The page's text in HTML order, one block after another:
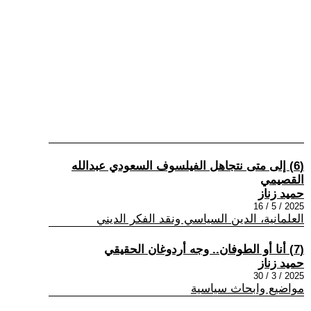
(6) إلى متى نتجاهل الفيلسوف السعودي عبدالله
القصيمي
حميد زناز
2025 / 5 / 16
العلمانية، الدين السياسي ونقد الفكر الديني
(7) أنا أو الطوفان.. وجه أردوغان الحقيقي
حميد زناز
2025 / 3 / 30
مواضيع وابحاث سياسية